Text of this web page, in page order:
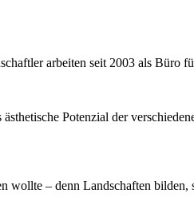
arbeiten seit 2003 als Büro
Potenzial der
– denn Landschaften